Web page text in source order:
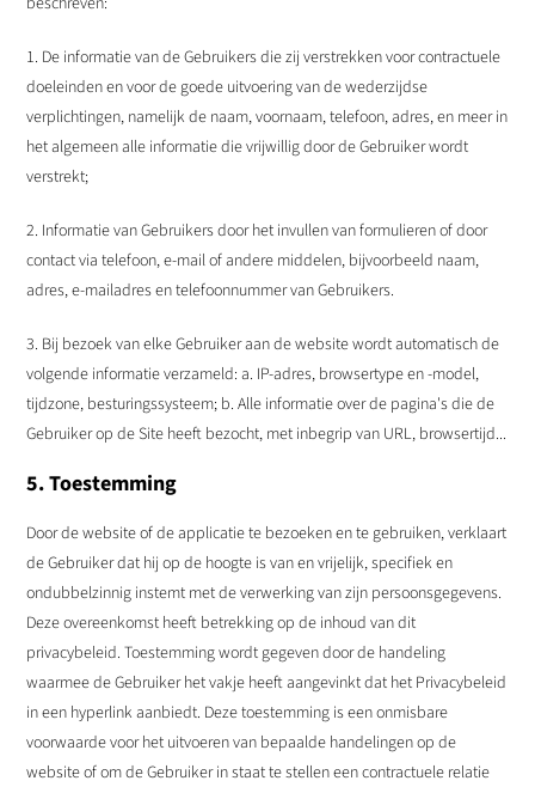
1. De informatie van de Gebruikers die zij verstrekken voor contractuele
doeleinden en voor de goede uitvoering van de wederzijdse
verplichtingen, namelijk de naam, voornaam, telefoon, adres, en meer in
het algemeen alle informatie die vrijwillig door de Gebruiker wordt
verstrekt;
2. Informatie van Gebruikers door het invullen van formulieren of door
contact via telefoon, e-mail of andere middelen, bijvoorbeeld naam,
adres, e-mailadres en telefoonnummer van Gebruikers.
3. Bij bezoek van elke Gebruiker aan de website wordt automatisch de
volgende informatie verzameld: a. IP-adres, browsertype en -model,
tijdzone, besturingssysteem; b. Alle informatie over de pagina's die de
Gebruiker op de Site heeft bezocht, met inbegrip van URL, browsertijd...
5. Toestemming
Door de website of de applicatie te bezoeken en te gebruiken, verklaart
de Gebruiker dat hij op de hoogte is van en vrijelijk, specifiek en
ondubbelzinnig instemt met de verwerking van zijn persoonsgegevens.
Deze overeenkomst heeft betrekking op de inhoud van dit
privacybeleid. Toestemming wordt gegeven door de handeling
waarmee de Gebruiker het vakje heeft aangevinkt dat het Privacybeleid
in een hyperlink aanbiedt. Deze toestemming is een onmisbare
voorwaarde voor het uitvoeren van bepaalde handelingen op de
website of om de Gebruiker in staat te stellen een contractuele relatie